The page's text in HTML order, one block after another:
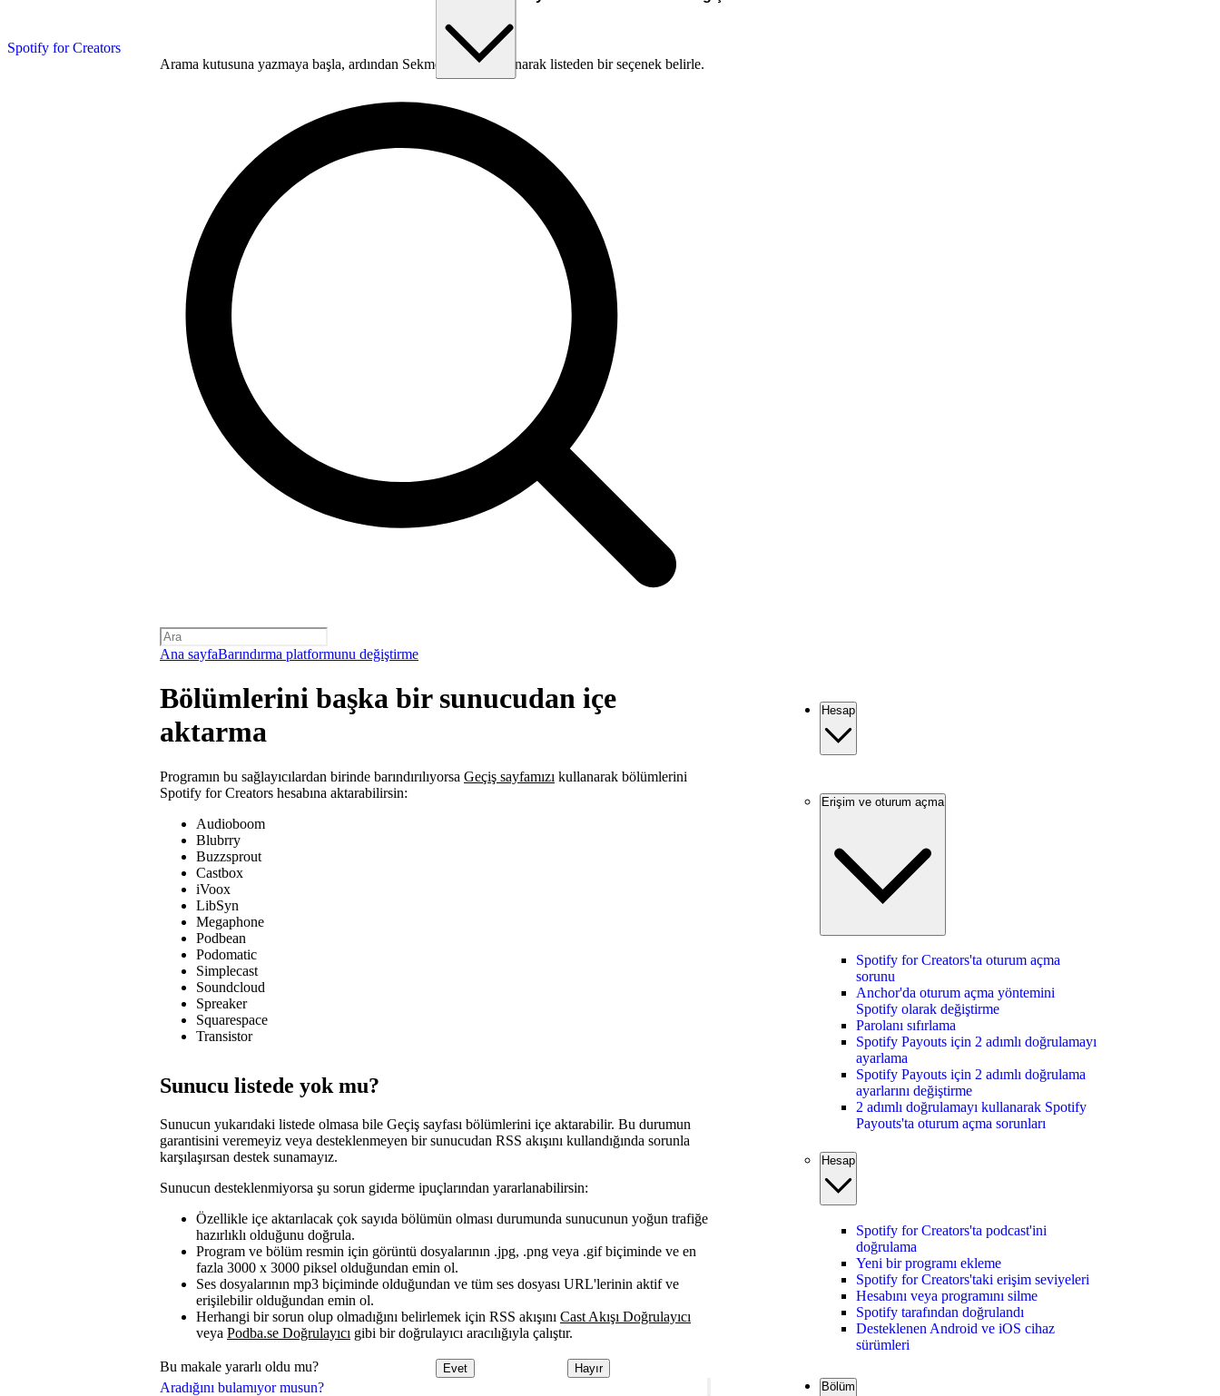
Spotify for Creators
Arama kutusuna yazmaya başla, ardından Sekme tuşunu kullanarak listeden bir seçenek belirle.
Ana sayfaBarındırma platformunu değiştirme
Aradığını bulamıyor musun?
Bölümlerini başka bir sunucudan içe
aktarma
Programın bu sağlayıcılardan birinde barındırılıyorsa Geçiş sayfamızı kullanarak bölümlerini
Spotify for Creators hesabına aktarabilirsin:
Audioboom
Blubrry
Buzzsprout
Castbox
iVoox
LibSyn
Megaphone
Podbean
Podomatic
Simplecast
Soundcloud
Spreaker
Squarespace
Transistor
Sunucu listede yok mu?
Sunucun yukarıdaki listede olmasa bile Geçiş sayfası bölümlerini içe aktarabilir. Bu durumun
garantisini veremeyiz veya desteklenmeyen bir sunucudan RSS akışını kullandığında sorunla
karşılaşırsan destek sunamayız.
Sunucun desteklenmiyorsa şu sorun giderme ipuçlarından yararlanabilirsin:
Özellikle içe aktarılacak çok sayıda bölümün olması durumunda sunucunun yoğun trafiğe
hazırlıklı olduğunu doğrula.
Program ve bölüm resmin için görüntü dosyalarının .jpg, .png veya .gif biçiminde ve en
fazla 3000 x 3000 piksel olduğundan emin ol.
Ses dosyalarının mp3 biçiminde olduğundan ve tüm ses dosyası URL'lerinin aktif ve
erişilebilir olduğundan emin ol.
Herhangi bir sorun olup olmadığını belirlemek için RSS akışını Cast Akışı Doğrulayıcı
veya Podba.se Doğrulayıcı gibi bir doğrulayıcı aracılığıyla çalıştır.
Bu makale yararlı oldu mu? Evet Hayır
Hesap
Erişim ve oturum açma
Spotify for Creators'ta oturum açma
sorunu
Anchor'da oturum açma yöntemini
Spotify olarak değiştirme
Parolanı sıfırlama
Spotify Payouts için 2 adımlı doğrulamayı
ayarlama
Spotify Payouts için 2 adımlı doğrulama
ayarlarını değiştirme
2 adımlı doğrulamayı kullanarak Spotify
Payouts'ta oturum açma sorunları
Hesap
Spotify for Creators'ta podcast'ini
doğrulama
Yeni bir programı ekleme
Spotify for Creators'taki erişim seviyeleri
Hesabını veya programını silme
Spotify tarafından doğrulandı
Desteklenen Android ve iOS cihaz
sürümleri
Bölüm